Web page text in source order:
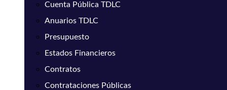
Cuenta Pública TDLC
Anuarios TDLC
Presupuesto
Estados Financieros
Contratos
Contrataciones Públicas